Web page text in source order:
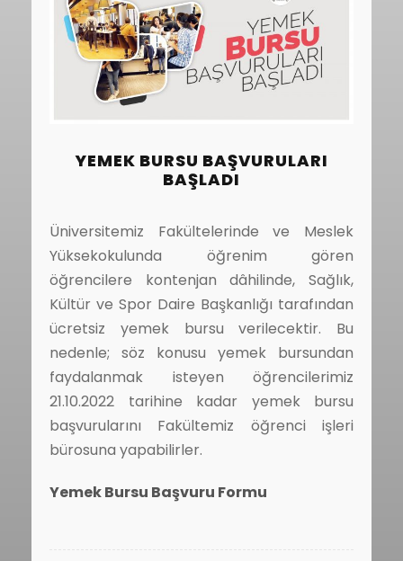
YEMEK BURSU BAŞVURULARI
BAŞLADI
Üniversitemiz Fakültelerinde ve Meslek
Yüksekokulunda öğrenim gören
öğrencilere kontenjan dâhilinde, Sağlık,
Kültür ve Spor Daire Başkanlığı tarafından
ücretsiz yemek bursu verilecektir. Bu
nedenle; söz konusu yemek bursundan
faydalanmak isteyen öğrencilerimiz
21.10.2022 tarihine kadar yemek bursu
başvurularını Fakültemiz öğrenci işleri
bürosuna yapabilirler.
Yemek Bursu Başvuru Formu